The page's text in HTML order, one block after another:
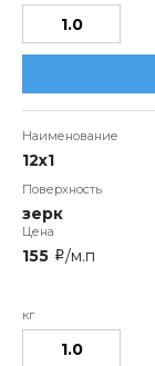
12х1
зерк
155 i/м.п